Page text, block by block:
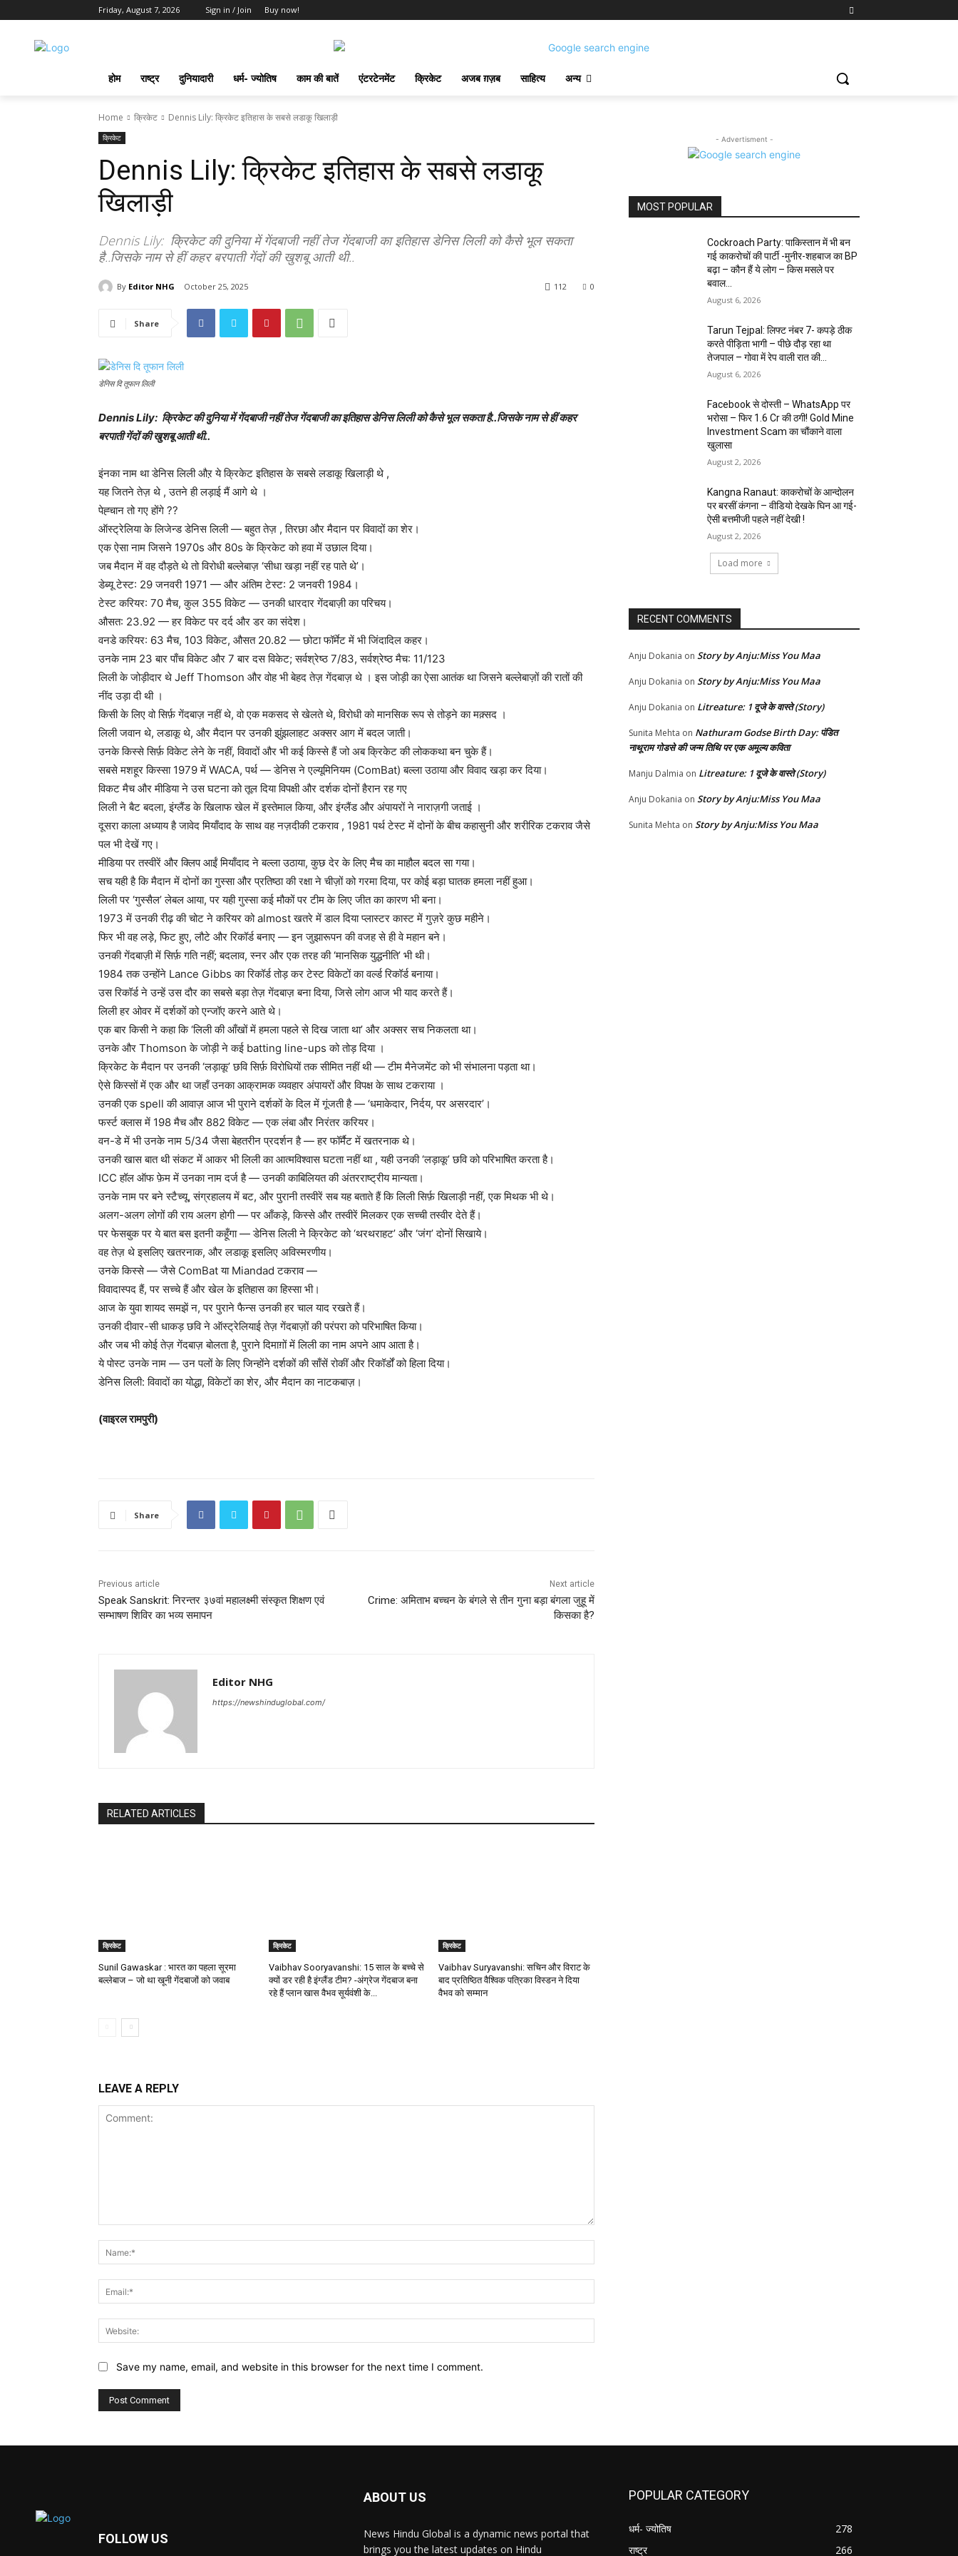
Friday, August 7, 2026 Sign in / Join Buy now!
होम राष्ट्र दुनियादारी धर्म- ज्योतिष काम की बातें एंटरटेनमेंट क्रिकेट अजब ग़ज़ब साहित्य अन्य
Home क्रिकेट Dennis Lily: क्रिकेट इतिहास के सबसे लडाकू खिलाड़ी
क्रिकेट
Dennis Lily: क्रिकेट इतिहास के सबसे लडाकू
खिलाड़ी
Dennis Lily: क्रिकेट की दुनिया में गेंदबाजी नहीं तेज गेंदबाजी का इतिहास डेनिस लिली को कैसे भूल सकता
है..जिसके नाम से हीं कहर बरपाती गेंदों की खुशबू आती थी..
By Editor NHG October 25, 2025 0
112
Share
डेनिस दि तूफान लिली
Dennis Lily: क्रिकेट की दुनिया में गेंदबाजी नहीं तेज गेंदबाजी का इतिहास डेनिस लिली को कैसे भूल सकता है..जिसके नाम से हीं कहर
बरपाती गेंदों की खुशबू आती थी..
इंनका नाम था डेनिस लिली औऱ ये क्रिकेट इतिहास के सबसे लडाकू खिलाड़ी थे ,
यह जितने तेज़ थे , उतने ही लड़ाई मैं आगे थे ।
पेह्चान तो गए होंगे ??
ऑस्ट्रेलिया के लिजेन्ड डेनिस लिली — बहुत तेज़ , तिरछा और मैदान पर विवादों का शेर।
एक ऐसा नाम जिसने 1970s और 80s के क्रिकेट को हवा में उछाल दिया।
जब मैदान में वह दौड़ते थे तो विरोधी बल्लेबाज़ ‘सीधा खड़ा नहीं रह पाते थे’।
डेब्यू टेस्ट: 29 जनवरी 1971 — और अंतिम टेस्ट: 2 जनवरी 1984।
टेस्ट करियर: 70 मैच, कुल 355 विकेट — उनकी धारदार गेंदबाज़ी का परिचय।
औसत: 23.92 — हर विकेट पर दर्द और डर का संदेश।
वनडे करियर: 63 मैच, 103 विकेट, औसत 20.82 — छोटा फॉर्मेट में भी जिंदादिल कहर।
उनके नाम 23 बार पाँच विकेट और 7 बार दस विकेट; सर्वश्रेष्ठ 7/83, सर्वश्रेष्ठ मैच: 11/123
लिली के जोड़ीदार थे Jeff Thomson और वोह भी बेहद तेज़ गेंदबाज़ थे । इस जोड़ी का ऐसा आतंक था जिसने बल्लेबाज़ों की रातों की
नींद उड़ा दी थी ।
किसी के लिए वो सिर्फ़ गेंदबाज़ नहीं थे, वो एक मकसद से खेलते थे, विरोधी को मानसिक रूप से तोड़ने का मक़्सद ।
लिली जवान थे, लडाकू थे, और मैदान पर उनकी झुंझलाहट अक्सर आग में बदल जाती।
उनके किस्से सिर्फ़ विकेट लेने के नहीं, विवादों और भी कई किस्से हैं जो अब क्रिकेट की लोककथा बन चुके हैं।
सबसे मशहूर किस्सा 1979 में WACA, पर्थ — डेनिस ने एल्यूमिनियम (ComBat) बल्ला उठाया और विवाद खड़ा कर दिया।
विकट मैच और मीडिया ने उस घटना को तूल दिया विपक्षी और दर्शक दोनों हैरान रह गए
लिली ने बैट बदला, इंग्लैंड के खिलाफ खेल में इस्तेमाल किया, और इंग्लैंड और अंपायरों ने नाराज़गी जताई ।
दूसरा काला अध्याय है जावेद मियाँदाद के साथ वह नज़दीकी टकराव , 1981 पर्थ टेस्ट में दोनों के बीच कहासुनी और शरीरिक टकराव जैसे
पल भी देखें गए।
मीडिया पर तस्वीरें और क्लिप आईं मियाँदाद ने बल्ला उठाया, कुछ देर के लिए मैच का माहौल बदल सा गया।
सच यही है कि मैदान में दोनों का गुस्सा और प्रतिष्ठा की रक्षा ने चीज़ों को गरमा दिया, पर कोई बड़ा घातक हमला नहीं हुआ।
लिली पर ‘गुस्सैल’ लेबल आया, पर यही गुस्सा कई मौकों पर टीम के लिए जीत का कारण भी बना।
1973 में उनकी रीढ़ की चोट ने करियर को almost खतरे में डाल दिया प्लास्टर कास्ट में गुज़रे कुछ महीने।
फिर भी वह लड़े, फिट हुए, लौटे और रिकॉर्ड बनाए — इन जुझारूपन की वजह से ही वे महान बने।
उनकी गेंदबाज़ी में सिर्फ़ गति नहीं; बदलाव, स्नर और एक तरह की ‘मानसिक युद्धनीति’ भी थी।
1984 तक उन्होंने Lance Gibbs का रिकॉर्ड तोड़ कर टेस्ट विकेटों का वर्ल्ड रिकॉर्ड बनाया।
उस रिकॉर्ड ने उन्हें उस दौर का सबसे बड़ा तेज़ गेंदबाज़ बना दिया, जिसे लोग आज भी याद करते हैं।
लिली हर ओवर में दर्शकों को एन्जॉए करने आते थे।
एक बार किसी ने कहा कि ‘लिली की आँखों में हमला पहले से दिख जाता था’ और अक्सर सच निकलता था।
उनके और Thomson के जोड़ी ने कई batting line-ups को तोड़ दिया ।
क्रिकेट के मैदान पर उनकी ‘लड़ाकू’ छवि सिर्फ़ विरोधियों तक सीमित नहीं थी — टीम मैनेजमेंट को भी संभालना पड़ता था।
ऐसे किस्सों में एक और था जहाँ उनका आक्रामक व्यवहार अंपायरों और विपक्ष के साथ टकराया ।
उनकी एक spell की आवाज़ आज भी पुराने दर्शकों के दिल में गूंजती है — ‘धमाकेदार, निर्दय, पर असरदार’।
फर्स्ट क्लास में 198 मैच और 882 विकेट — एक लंबा और निरंतर करियर।
वन-डे में भी उनके नाम 5/34 जैसा बेहतरीन प्रदर्शन है — हर फॉर्मैट में खतरनाक थे।
उनकी खास बात थी संकट में आकर भी लिली का आत्मविश्वास घटता नहीं था , यही उनकी ‘लड़ाकू’ छवि को परिभाषित करता है।
ICC हॉल ऑफ फ़ेम में उनका नाम दर्ज है — उनकी काबिलियत की अंतरराष्ट्रीय मान्यता।
उनके नाम पर बने स्टैच्यू, संग्रहालय में बट, और पुरानी तस्वीरें सब यह बताते हैं कि लिली सिर्फ़ खिलाड़ी नहीं, एक मिथक भी थे।
अलग-अलग लोगों की राय अलग होगी — पर आँकड़े, किस्से और तस्वीरें मिलकर एक सच्ची तस्वीर देते हैं।
पर फेसबुक पर ये बात बस इतनी कहूँगा — डेनिस लिली ने क्रिकेट को ‘थरथराहट’ और ‘जंग’ दोनों सिखाये।
वह तेज़ थे इसलिए खतरनाक, और लडाकू इसलिए अविस्मरणीय।
उनके किस्से — जैसे ComBat या Miandad टकराव —
विवादास्पद हैं, पर सच्चे हैं और खेल के इतिहास का हिस्सा भी।
आज के युवा शायद समझें न, पर पुराने फैन्स उनकी हर चाल याद रखते हैं।
उनकी दीवार-सी धाकड़ छवि ने ऑस्ट्रेलियाई तेज़ गेंदबाज़ों की परंपरा को परिभाषित किया।
और जब भी कोई तेज़ गेंदबाज़ बोलता है, पुराने दिमाग़ों में लिली का नाम अपने आप आता है।
ये पोस्ट उनके नाम — उन पलों के लिए जिन्होंने दर्शकों की साँसें रोकीं और रिकॉर्डों को हिला दिया।
डेनिस लिली: विवादों का योद्धा, विकेटों का शेर, और मैदान का नाटकबाज़।
(वाइरल रामपुरी)
Share
Previous article
Speak Sanskrit: निरन्तर ३७वां महालक्ष्मी संस्कृत शिक्षण एवं
सम्भाषण शिविर का भव्य समापन
Next article
Crime: अमिताभ बच्चन के बंगले से तीन गुना बड़ा बंगला जुहू में
किसका है?
Editor NHG
https://newshinduglobal.com/
RELATED ARTICLES
क्रिकेट
Sunil Gawaskar : भारत का पहला सूरमा
बल्लेबाज – जो था खूनी गेंदबाजों को जवाब
क्रिकेट
Vaibhav Sooryavanshi: 15 साल के बच्चे से
क्यों डर रही है इंग्लैंड टीम? -अंग्रेज गेंदबाज बना
रहे हैं प्लान खास वैभव सूर्यवंशी के...
क्रिकेट
Vaibhav Suryavanshi: सचिन और विराट के
बाद प्रतिष्ठित वैश्विक पत्रिका विस्डन ने दिया
वैभव को सम्मान
LEAVE A REPLY
Save my name, email, and website in this browser for the next time I comment.
- Advertisment -
MOST POPULAR
Cockroach Party: पाकिस्तान में भी बन
गई काकरोचों की पार्टी -मुनीर-शहबाज का BP
बढ़ा – कौन हैं ये लोग – किस मसले पर
बवाल...
August 6, 2026
Tarun Tejpal: लिफ्ट नंबर 7- कपड़े ठीक
करते पीड़िता भागी – पीछे दौड़ रहा था
तेजपाल – गोवा में रेप वाली रात की...
August 6, 2026
Facebook से दोस्ती – WhatsApp पर
भरोसा – फिर 1.6 Cr की ठगी! Gold Mine
Investment Scam का चौंकाने वाला
खुलासा
August 2, 2026
Kangna Ranaut: काकरोचों के आन्दोलन
पर बरसीं कंगना – वीडियो देखके घिन आ गई-
ऐसी बत्तमीजी पहले नहीं देखी !
August 2, 2026
Load more
RECENT COMMENTS
Anju Dokania on Story by Anju:Miss You Maa
Anju Dokania on Story by Anju:Miss You Maa
Anju Dokania on Litreature: 1 दूजे के वास्ते (Story)
Sunita Mehta on Nathuram Godse Birth Day: पंडित
नाथूराम गोडसे की जन्म तिथि पर एक अमूल्य कविता
Manju Dalmia on Litreature: 1 दूजे के वास्ते (Story)
Anju Dokania on Story by Anju:Miss You Maa
Sunita Mehta on Story by Anju:Miss You Maa
FOLLOW US
ABOUT US
News Hindu Global is a dynamic news portal that
brings you the latest updates on Hindu
POPULAR CATEGORY
धर्म- ज्योतिष
278
राष्ट्र
266